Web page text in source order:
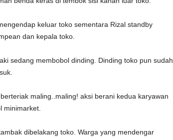
keluar toko sementara Rizal standby
dan kepala toko.
sedang membobol dinding. Dinding toko pun sudah
maling..maling! aksi berani kedua karyawan
minimarket.
dibelakang toko. Warga yang mendengar